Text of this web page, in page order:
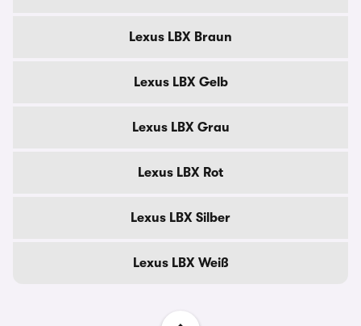
Lexus LBX Braun
Lexus LBX Gelb
Lexus LBX Grau
Lexus LBX Rot
Lexus LBX Silber
Lexus LBX Weiß